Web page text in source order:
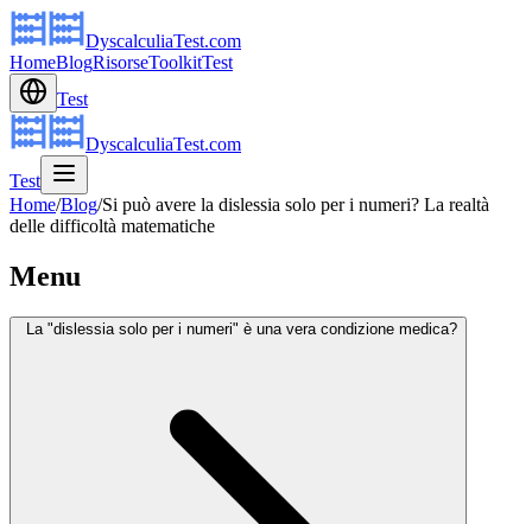
DyscalculiaTest.com
HomeBlogRisorseToolkitTest
Test
DyscalculiaTest.com
Test
Home/Blog/Si può avere la dislessia solo per i numeri? La realtà
delle difficoltà matematiche
Menu
La "dislessia solo per i numeri" è una vera condizione medica?